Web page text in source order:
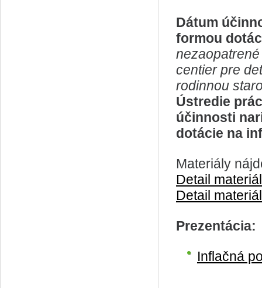
Dátum
formou
centier pre
rodinnou
Ústredie
účinnosti
dotácie na
Materiály
Detail
Detail
Prezentácia:
Inflačná